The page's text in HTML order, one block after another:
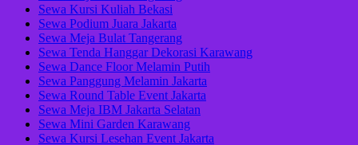
Sewa Kursi Kuliah Bekasi
Sewa Podium Juara Jakarta
Sewa Meja Bulat Tangerang
Sewa Tenda Hanggar Dekorasi Karawang
Sewa Dance Floor Melamin Putih
Sewa Panggung Melamin Jakarta
Sewa Round Table Event Jakarta
Sewa Meja IBM Jakarta Selatan
Sewa Mini Garden Karawang
Sewa Kursi Lesehan Event Jakarta